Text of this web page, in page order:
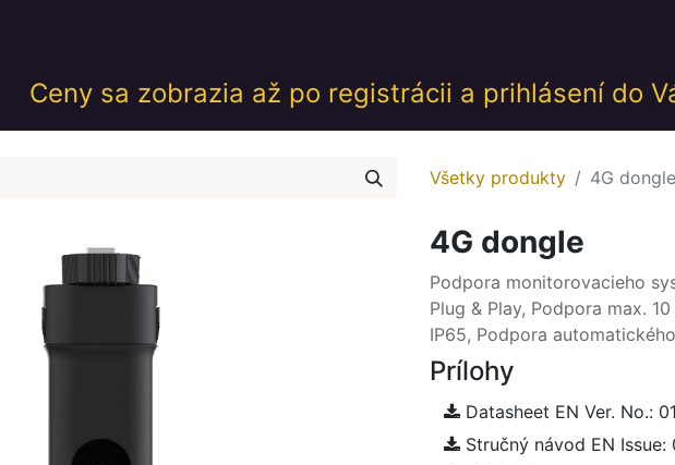
Ceny sa zobrazia až po registrácii a prihlásení do
Všetky produkty ​4G dongle
​4G dongle
Podpora monitorovacieho
Plug & Play, Podpora max.
IP65, Podpora
Prílohy
Datasheet EN Ver. No.:
Stručný návod EN Issue: